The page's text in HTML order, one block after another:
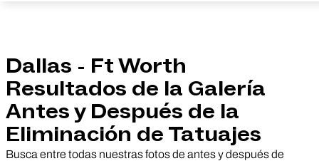
Dallas - Ft Worth
Resultados de la Galería
Antes y Después de la
Eliminación de Tatuajes
Busca entre todas nuestras fotos de antes y después de